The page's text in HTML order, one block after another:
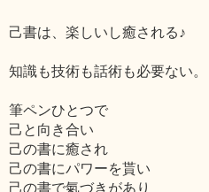
己書は、楽しいし癒される♪
知識も技術も話術も必要ない。
筆ペンひとつで
己と向き合い
己の書に癒され
己の書にパワーを貰い
己の書で氣づきがあり